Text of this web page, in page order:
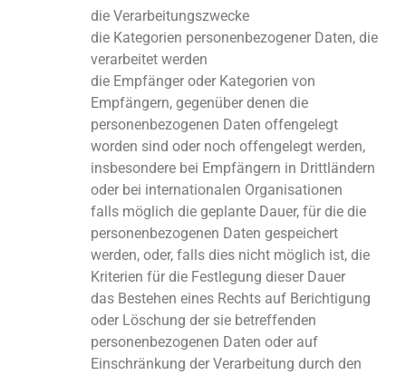
die Verarbeitungszwecke
die Kategorien personenbezogener Daten, die
verarbeitet werden
die Empfänger oder Kategorien von
Empfängern, gegenüber denen die
personenbezogenen Daten offengelegt
worden sind oder noch offengelegt werden,
insbesondere bei Empfängern in Drittländern
oder bei internationalen Organisationen
falls möglich die geplante Dauer, für die die
personenbezogenen Daten gespeichert
werden, oder, falls dies nicht möglich ist, die
Kriterien für die Festlegung dieser Dauer
das Bestehen eines Rechts auf Berichtigung
oder Löschung der sie betreffenden
personenbezogenen Daten oder auf
Einschränkung der Verarbeitung durch den